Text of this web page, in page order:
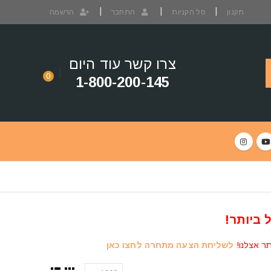
תקנון סל הקניות התחבר הרשמה
צרו קשר עוד היום
1-800-200-145
0
ביותר!
אצלנו! לשליחת הצעה מתחרה לחצו כאן